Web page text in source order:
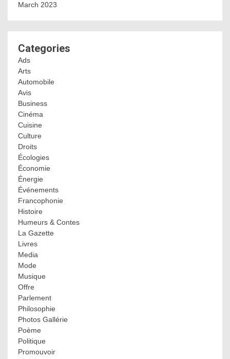
March 2023
Categories
Ads
Arts
Automobile
Avis
Business
Cinéma
Cuisine
Culture
Droits
Écologies
Économie
Énergie
Événements
Francophonie
Histoire
Humeurs & Contes
La Gazette
Livres
Media
Mode
Musique
Offre
Parlement
Philosophie
Photos Gallérie
Poème
Politique
Promouvoir